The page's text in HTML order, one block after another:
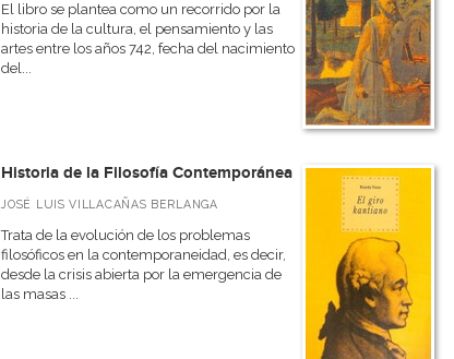
El libro se plantea como un recorrido por la
historia de la cultura, el pensamiento y las
artes entre los años 742, fecha del nacimiento
del...
Historia de la Filosofía Contemporánea
JOSÉ LUIS VILLACAÑAS BERLANGA
Trata de la evolución de los problemas
filosóficos en la contemporaneidad, es decir,
desde la crisis abierta por la emergencia de
las masas ...